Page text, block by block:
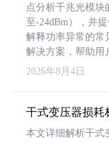
点分析千兆光模块
至-24dBm），并
解释功率异常的常
解决方案，帮助用
2026年8月4日
干式变压器损耗
本文详细解析干式